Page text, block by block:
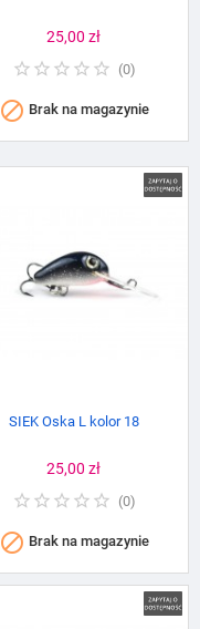
Cena
25,00 zł
(0)
 Brak na magazynie
SIEK Oska L kolor 18
Cena
25,00 zł
(0)
 Brak na magazynie